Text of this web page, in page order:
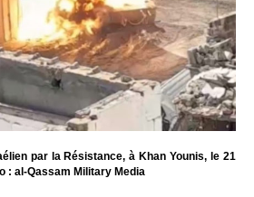
par la Résistance, à Khan Younis, le 21
: al-Qassam Military Media